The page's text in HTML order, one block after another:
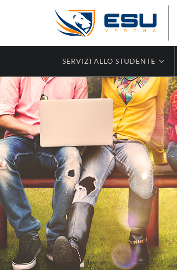
SERVIZI ALLO STUDENTE